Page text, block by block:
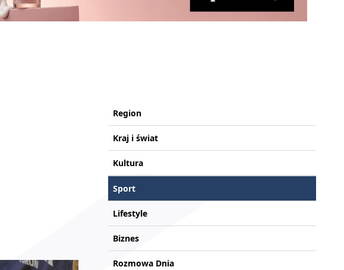
Region
Kraj i świat
Kultura
Sport
Lifestyle
Biznes
Rozmowa Dnia